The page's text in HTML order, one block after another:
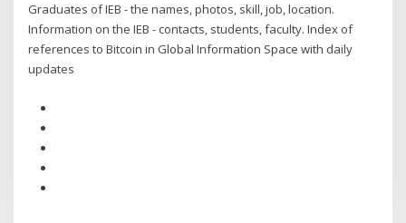
Graduates of IEB - the names, photos, skill, job, location.
Information on the IEB - contacts, students, faculty. Index of
references to Bitcoin in Global Information Space with daily
updates